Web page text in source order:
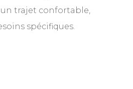
un trajet confortable,
spécifiques.